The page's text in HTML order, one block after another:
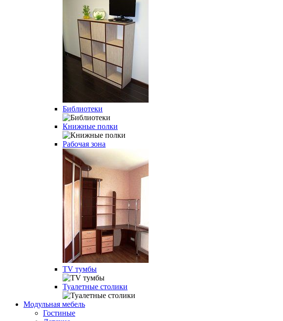
Библиотеки
Книжные полки
Рабочая зона
TV тумбы
Туалетные столики
Модульная мебель
Гостиные